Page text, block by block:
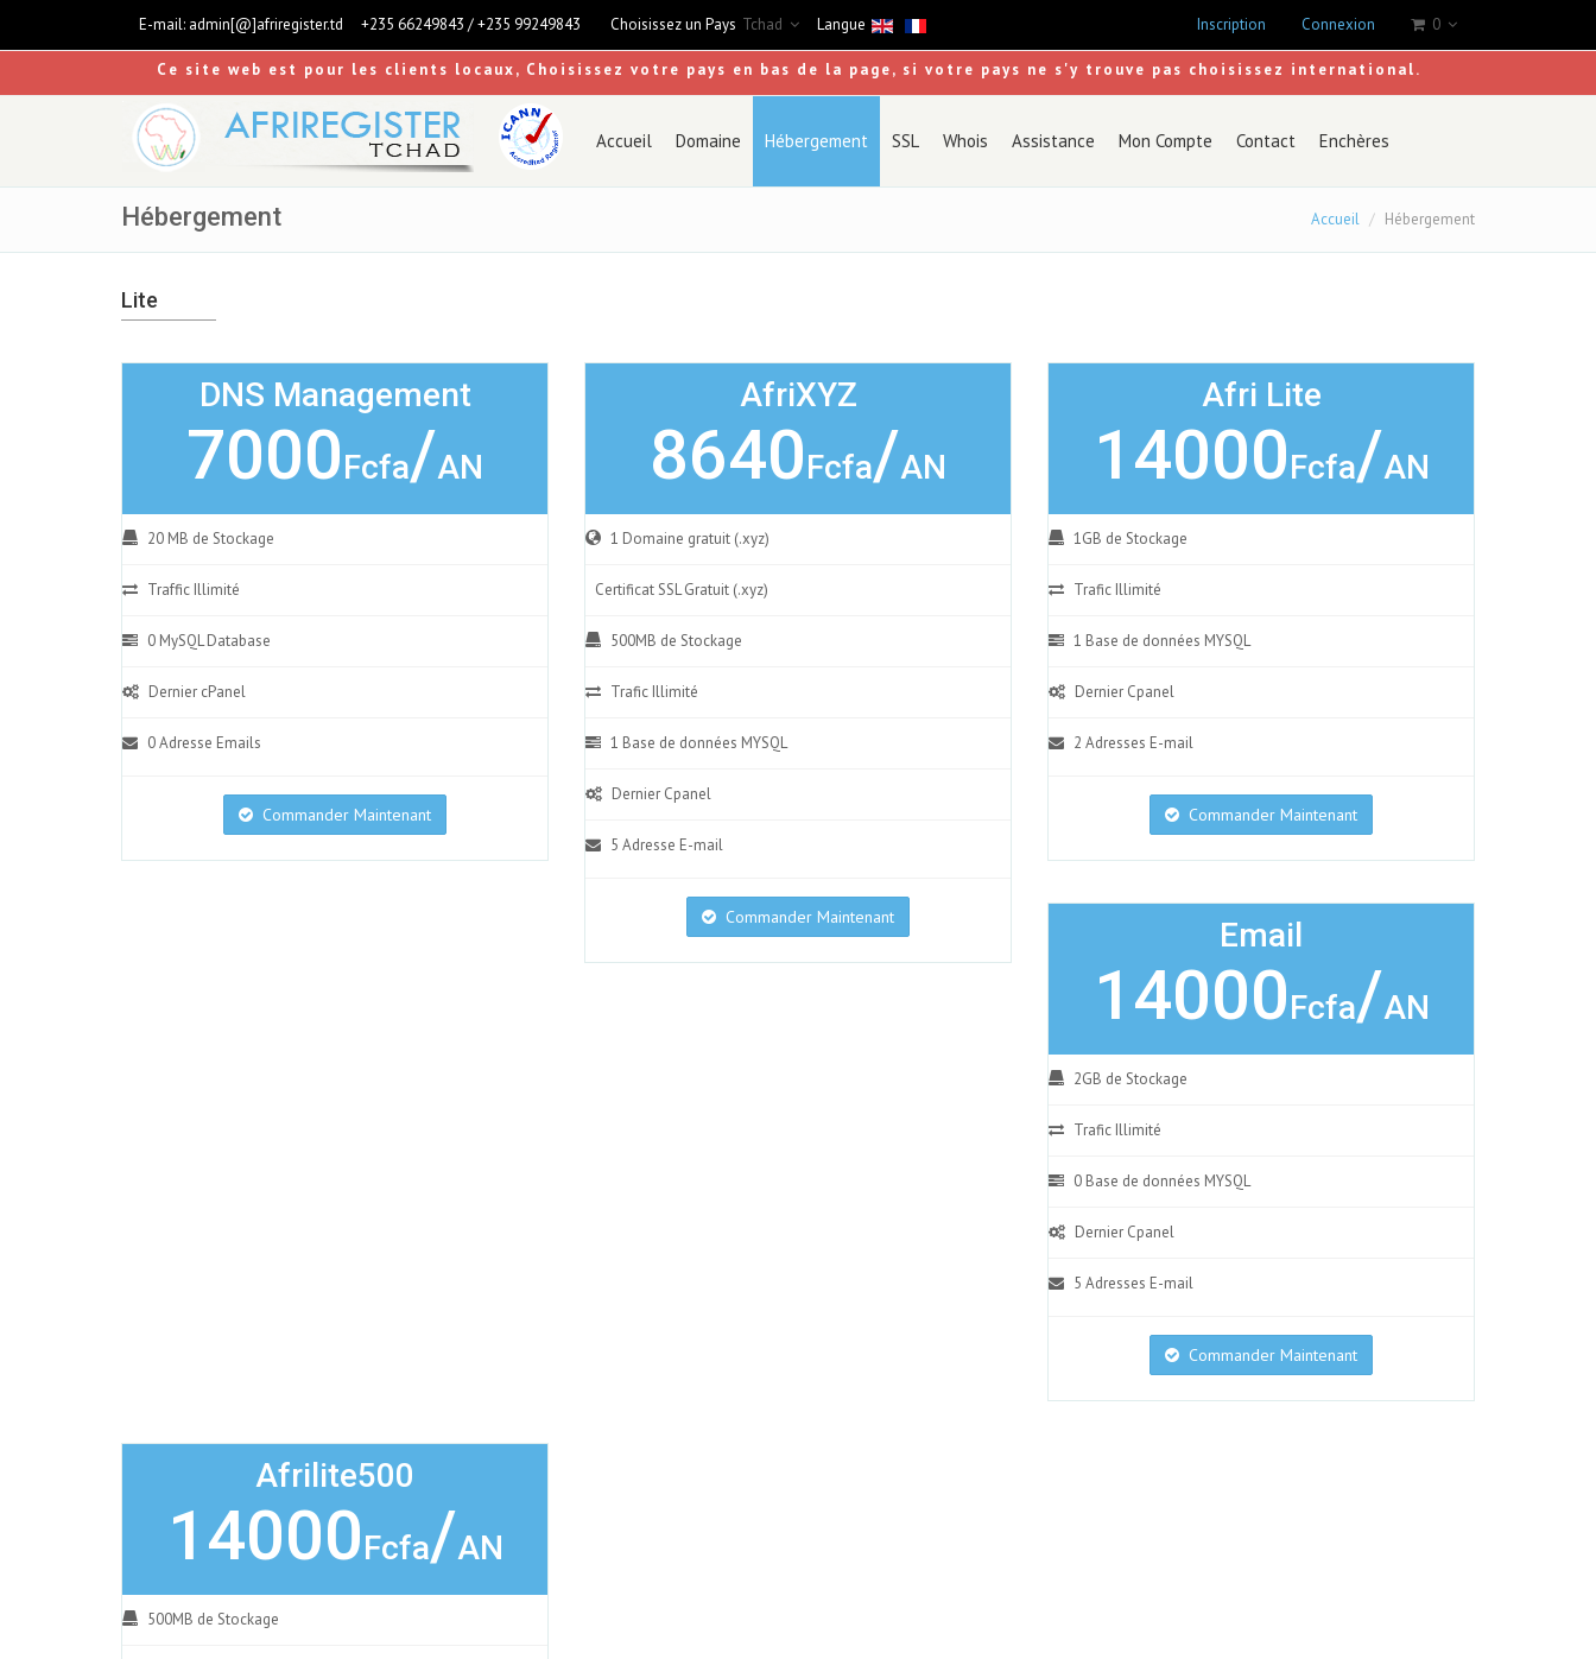
E-mail: admin[@]afriregister.td +235 66249843 / +235 99249843 Choisissez un Pays Tchad Langue Inscription Connexion 0
Ce site web est pour les clients locaux, Choisissez votre pays en bas de la page, si votre pays ne s'y trouve pas choisissez international.
Accueil Domaine Hébergement SSL Whois Assistance Mon Compte Contact Enchères
Hébergement Accueil Hébergement
Lite
DNS Management
7000Fcfa/AN
20 MB de Stockage
Traffic Illimité
0 MySQL Database
Dernier cPanel
0 Adresse Emails
Commander Maintenant
AfriXYZ
8640Fcfa/AN
1 Domaine gratuit (.xyz)
Certificat SSL Gratuit (.xyz)
500MB de Stockage
Trafic Illimité
1 Base de données MYSQL
Dernier Cpanel
5 Adresse E-mail
Commander Maintenant
Afri Lite
14000Fcfa/AN
1GB de Stockage
Trafic Illimité
1 Base de données MYSQL
Dernier Cpanel
2 Adresses E-mail
Commander Maintenant
Email
14000Fcfa/AN
2GB de Stockage
Trafic Illimité
0 Base de données MYSQL
Dernier Cpanel
5 Adresses E-mail
Commander Maintenant
Afrilite500
14000Fcfa/AN
500MB de Stockage